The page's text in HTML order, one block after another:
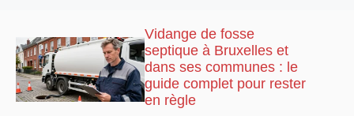
Vidange de fosse
septique à Bruxelles et
dans ses communes : le
guide complet pour rester
en règle